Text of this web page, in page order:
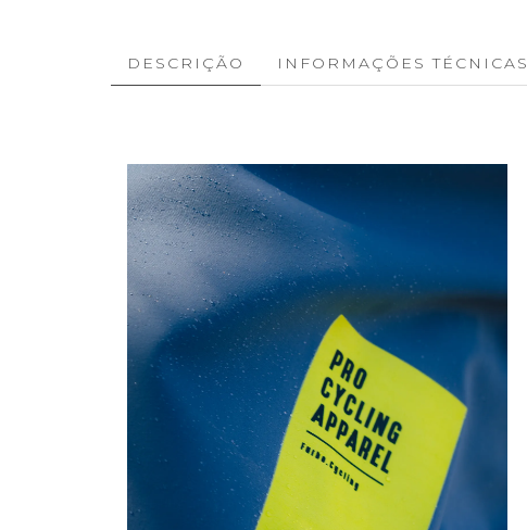
DESCRIÇÃO INFORMAÇÕES TÉCNICAS